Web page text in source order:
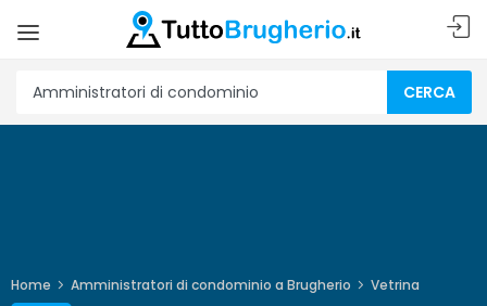
CERCA
Home Amministratori di condominio a Brugherio Vetrina